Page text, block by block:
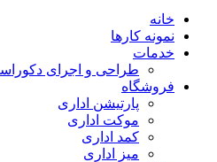
خانه
نمونه کارها
خدمات
طراحی و اجرای
فروشگاه
پارتیشن اداری
موکت اداری
کمد اداری
میز اداری